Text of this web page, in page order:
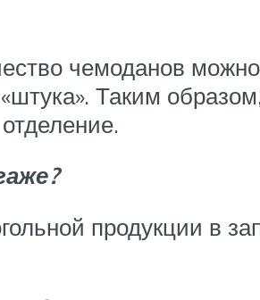
чемоданов
Таким
продукции в